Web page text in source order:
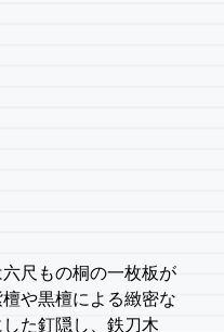
尺もの桐の一枚板が
や黒檀による緻密な
た釘隠し、鉄刀木